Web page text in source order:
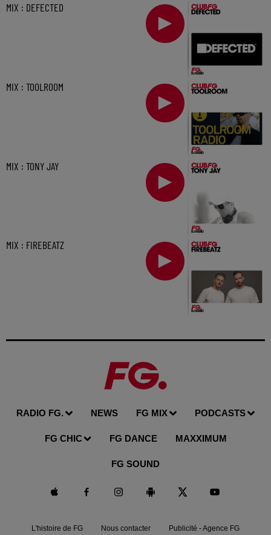
MIX : DEFECTED
MIX : TOOLROOM
MIX : TONY JAY
MIX : FIREBEATZ
RADIO FG. NEWS FG MIX PODCASTS
FG CHIC FG DANCE MAXXIMUM
FG SOUND
L'histoire de FG Nous contacter Publicité - Agence FG